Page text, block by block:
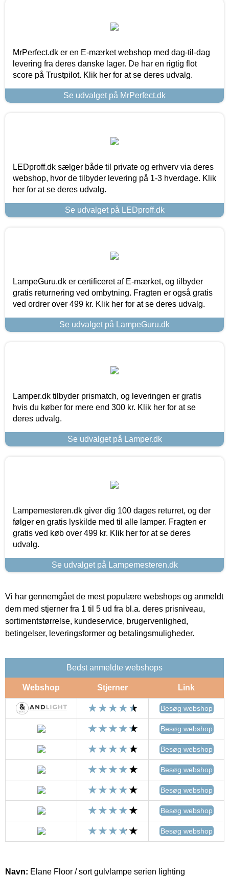
MrPerfect.dk er en E-mærket webshop med dag-til-dag
levering fra deres danske lager. De har en rigtig flot
score på Trustpilot. Klik her for at se deres udvalg.
Se udvalget på MrPerfect.dk
LEDproff.dk sælger både til private og erhverv via deres
webshop, hvor de tilbyder levering på 1-3 hverdage. Klik
her for at se deres udvalg.
Se udvalget på LEDproff.dk
LampeGuru.dk er certificeret af E-mærket, og tilbyder
gratis returnering ved ombytning. Fragten er også gratis
ved ordrer over 499 kr. Klik her for at se deres udvalg.
Se udvalget på LampeGuru.dk
Lamper.dk tilbyder prismatch, og leveringen er gratis
hvis du køber for mere end 300 kr. Klik her for at se
deres udvalg.
Se udvalget på Lamper.dk
Lampemesteren.dk giver dig 100 dages returret, og der
følger en gratis lyskilde med til alle lamper. Fragten er
gratis ved køb over 499 kr. Klik her for at se deres
udvalg.
Se udvalget på Lampemesteren.dk
Vi har gennemgået de mest populære webshops og anmeldt
dem med stjerner fra 1 til 5 ud fra bl.a. deres prisniveau,
sortimentstørrelse, kundeservice, brugervenlighed,
betingelser, leveringsformer og betalingsmuligheder.
Bedst anmeldte webshops
Webshop Stjerner Link
Besøg webshop
Besøg webshop
Besøg webshop
Besøg webshop
Besøg webshop
Besøg webshop
Besøg webshop
Navn: Elane Floor / sort gulvlampe serien lighting